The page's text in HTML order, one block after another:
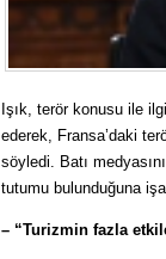
Işık, terör konusu ile
ederek, Fransa’daki
söyledi. Batı
tutumu bulunduğuna
– “Turizmin fazla